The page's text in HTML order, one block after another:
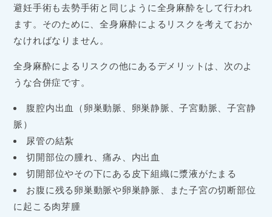
避妊手術も去勢手術と同じように全身麻酔をして行われ
ます。そのために、全身麻酔によるリスクを考えておか
なければなりません。
全身麻酔によるリスクの他にあるデメリットは、次のよ
うな合併症です。
腹腔内出血（卵巣動脈、卵巣静脈、子宮動脈、子宮静
脈）
尿管の結紮
切開部位の腫れ、痛み、内出血
切開部位やその下にある皮下組織に漿液がたまる
お腹に残る卵巣動脈や卵巣静脈、また子宮の切断部位
に起こる肉芽腫